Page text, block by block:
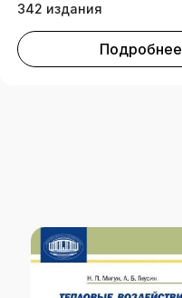
342 издания
Подробнее